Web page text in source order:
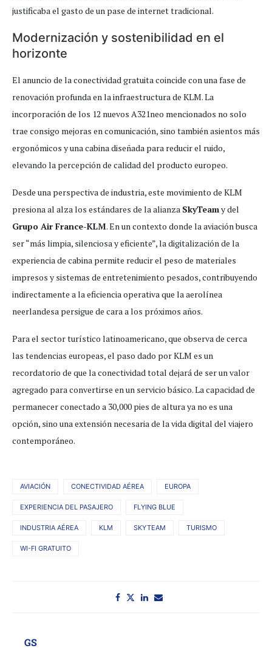
justificaba el gasto de un pase de internet tradicional.
Modernización y sostenibilidad en el
horizonte
El anuncio de la conectividad gratuita coincide con una fase de
renovación profunda en la infraestructura de KLM. La
incorporación de los 12 nuevos A321neo mencionados no solo
trae consigo mejoras en comunicación, sino también asientos más
ergonómicos y una cabina diseñada para reducir el ruido,
elevando la percepción de calidad del producto europeo.
Desde una perspectiva de industria, este movimiento de KLM
presiona al alza los estándares de la alianza SkyTeamy del
Grupo Air France-KLM. En un contexto donde la aviación busca
ser “más limpia, silenciosa y eficiente”, la digitalización de la
experiencia de cabina permite reducir el peso de materiales
impresos y sistemas de entretenimiento pesados, contribuyendo
indirectamente a la eficiencia operativa que la aerolínea
neerlandesa persigue de cara a los próximos años.
Para el sector turístico latinoamericano, que observa de cerca
las tendencias europeas, el paso dado por KLM es un
recordatorio de que la conectividad total dejará de ser un valor
agregado para convertirse en un servicio básico. La capacidad de
permanecer conectado a 30,000 pies de altura ya no es una
opción, sino una extensión necesaria de la vida digital del viajero
contemporáneo.
AVIACIÓN CONECTIVIDAD AÉREA EUROPA
EXPERIENCIA DEL PASAJERO FLYING BLUE
INDUSTRIA AÉREA KLM SKYTEAM TURISMO
WI-FI GRATUITO
GS